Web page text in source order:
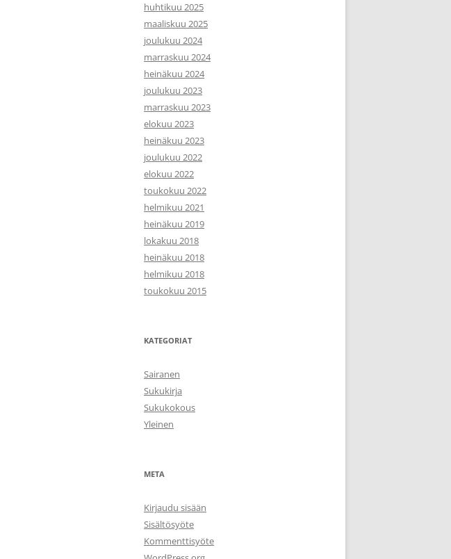
huhtikuu 2025
maaliskuu 2025
joulukuu 2024
marraskuu 2024
heinäkuu 2024
joulukuu 2023
marraskuu 2023
elokuu 2023
heinäkuu 2023
joulukuu 2022
elokuu 2022
toukokuu 2022
helmikuu 2021
heinäkuu 2019
lokakuu 2018
heinäkuu 2018
helmikuu 2018
toukokuu 2015
KATEGORIAT
Sairanen
Sukukirja
Sukukokous
Yleinen
META
Kirjaudu sisään
Sisältösyöte
Kommenttisyöte